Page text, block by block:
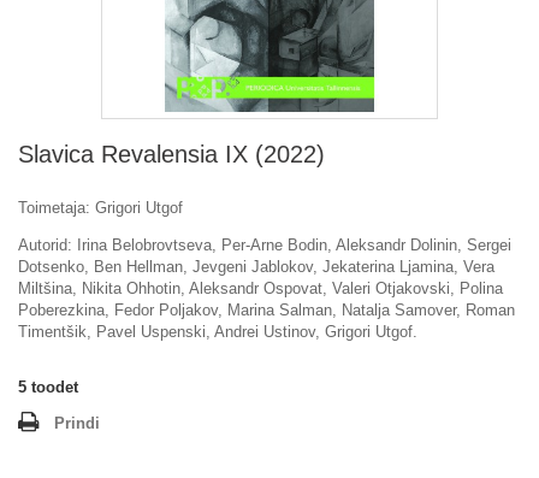
Slavica Revalensia IX (2022)
Toimetaja: Grigori Utgof
Autorid: Irina Belobrovtseva, Per-Arne Bodin, Aleksandr Dolinin, Sergei
Dotsenko, Ben Hellman, Jevgeni Jablokov, Jekaterina Ljamina, Vera
Miltšina, Nikita Ohhotin, Aleksandr Ospovat, Valeri Otjakovski, Polina
Poberezkina, Fedor Poljakov, Marina Salman, Natalja Samover, Roman
Timentšik, Pavel Uspenski, Andrei Ustinov, Grigori Utgof.
5 toodet
Prindi